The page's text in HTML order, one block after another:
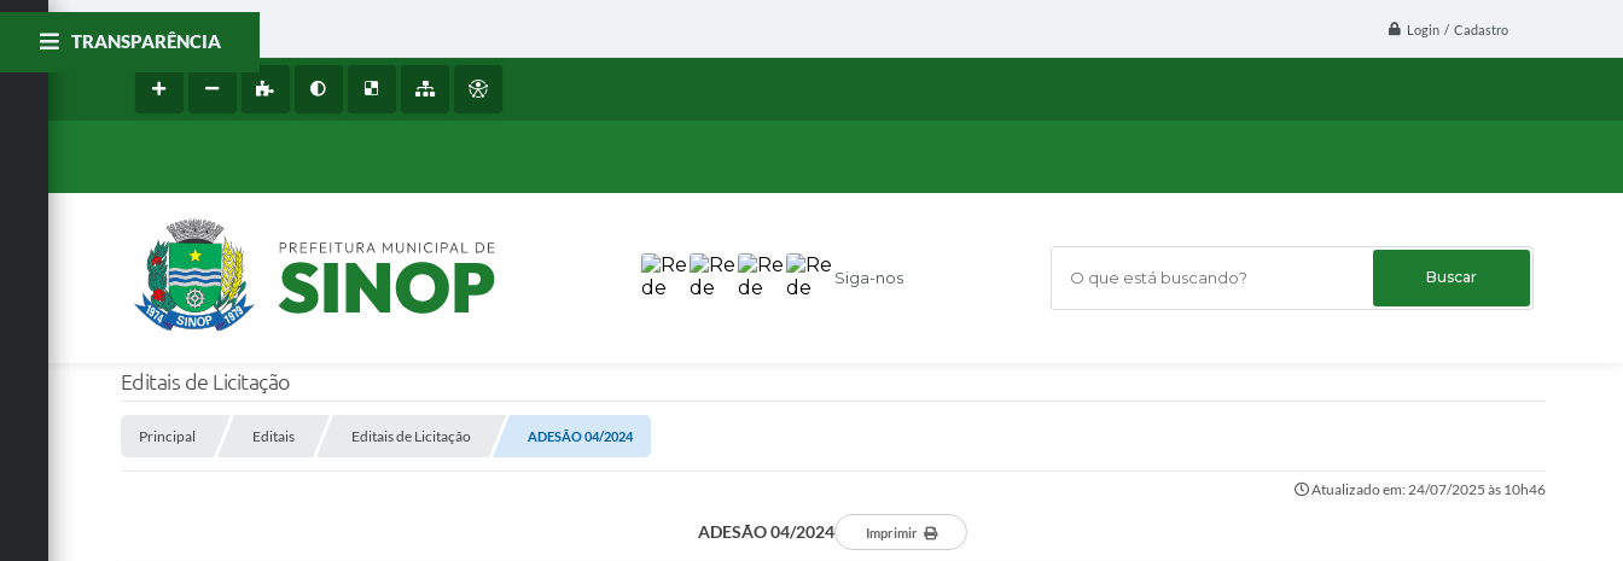
Login / Cadastro
Siga-nos O que está buscando?
TRANSPARÊNCIA
Editais de Licitação
Principal Editais Editais de Licitação ADESÃO 04/2024
Atualizado em: 24/07/2025 às 10h46
ADESÃO 04/2024 Imprimir